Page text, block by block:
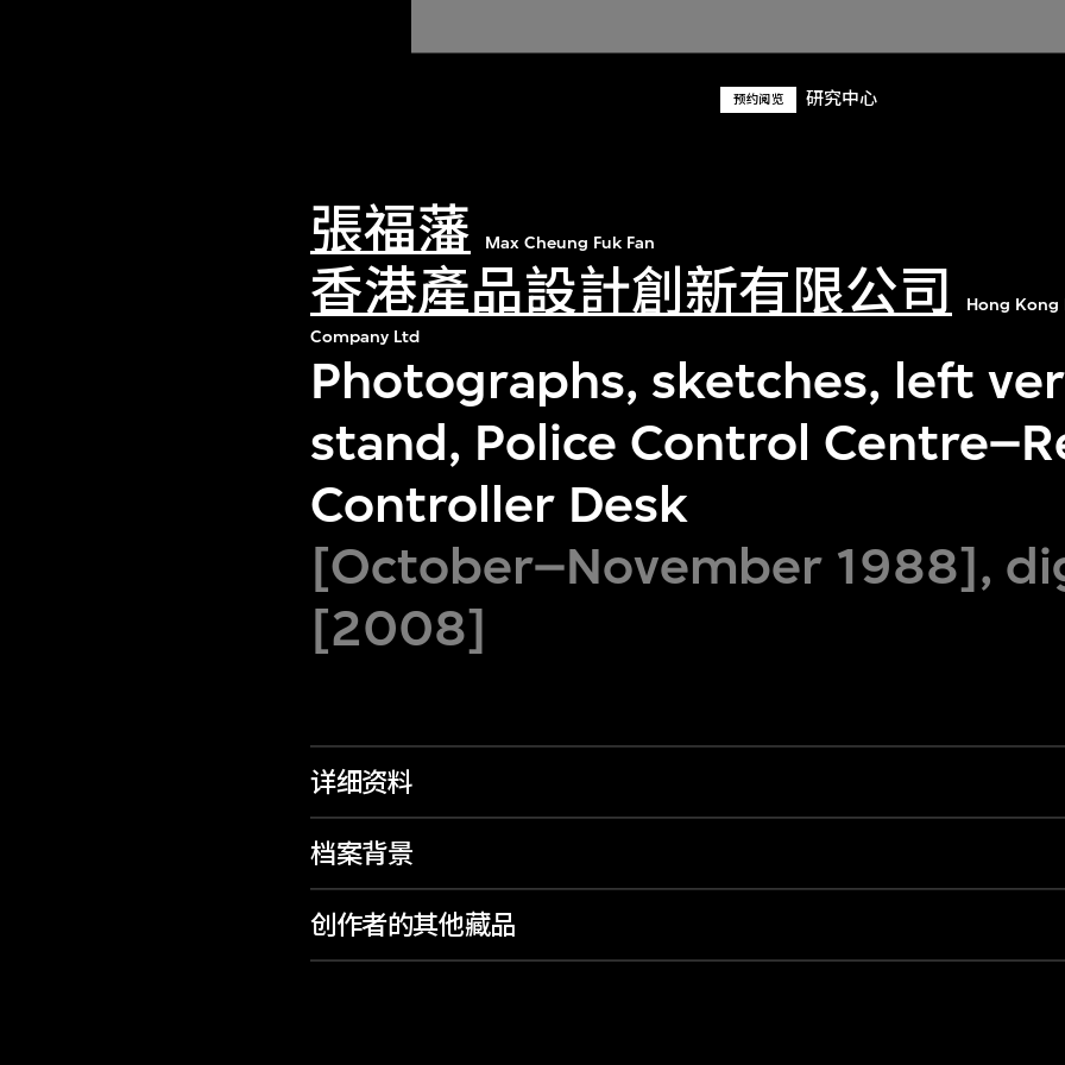
预约阅览 研究中心
張福藩 Max Cheung Fuk Fan
香港產品設計創新有限公司
Hong Kong
Company Ltd
Photographs, sketches, left
stand, Police Control
Controller Desk
[October–November 1988],
[2008]
详细资料
档案背景
创作者的其他藏品